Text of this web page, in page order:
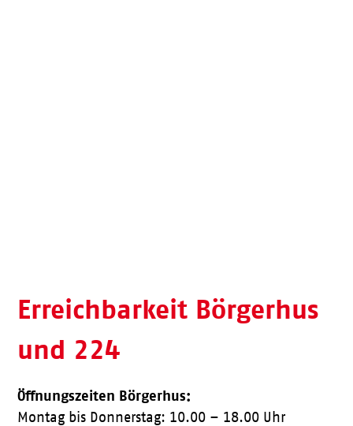
Erreichbarkeit Börgerhus
und 224
Öffnungszeiten Börgerhus:
Montag bis Donnerstag: 10.00 – 18.00 Uhr